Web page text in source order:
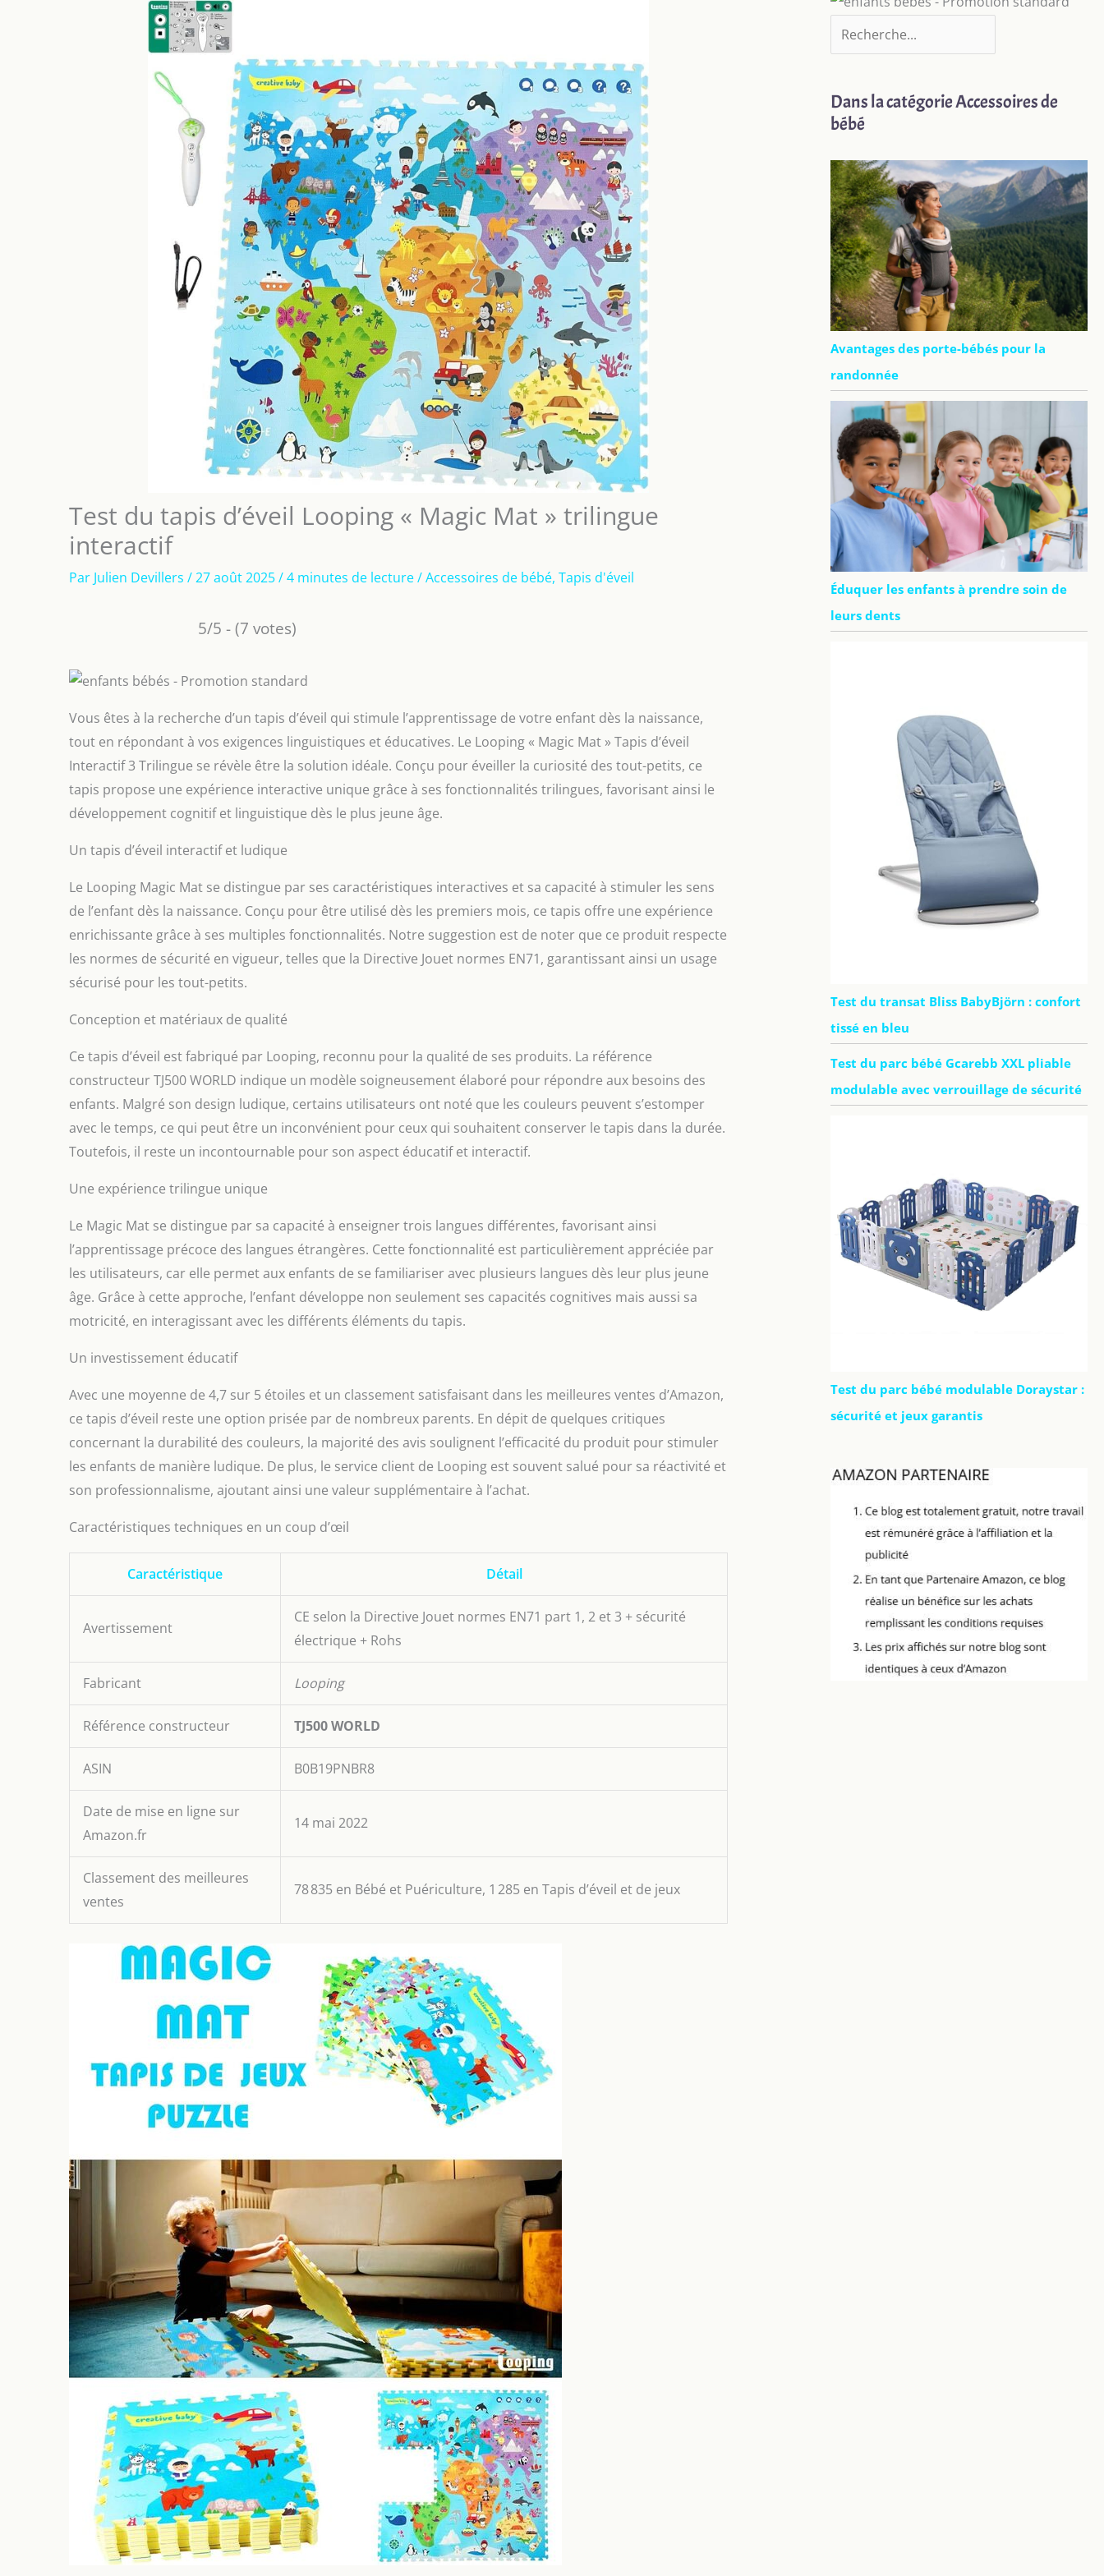
Test du tapis d’éveil Looping « Magic Mat » trilingue
interactif
Par Julien Devillers /27 août 2025/4 minutes de lecture/Accessoires de bébé, Tapis d'éveil
5/5 - (7 votes)
Vous êtes à la recherche d’un tapis d’éveil qui stimule l’apprentissage de votre enfant dès la naissance,
tout en répondant à vos exigences linguistiques et éducatives. Le Looping « Magic Mat » Tapis d’éveil
Interactif 3 Trilingue se révèle être la solution idéale. Conçu pour éveiller la curiosité des tout-petits, ce
tapis propose une expérience interactive unique grâce à ses fonctionnalités trilingues, favorisant ainsi le
développement cognitif et linguistique dès le plus jeune âge.
Un tapis d’éveil interactif et ludique
Le Looping Magic Mat se distingue par ses caractéristiques interactives et sa capacité à stimuler les sens
de l’enfant dès la naissance. Conçu pour être utilisé dès les premiers mois, ce tapis offre une expérience
enrichissante grâce à ses multiples fonctionnalités. Notre suggestion est de noter que ce produit respecte
les normes de sécurité en vigueur, telles que la Directive Jouet normes EN71, garantissant ainsi un usage
sécurisé pour les tout-petits.
Conception et matériaux de qualité
Ce tapis d’éveil est fabriqué par Looping, reconnu pour la qualité de ses produits. La référence
constructeur TJ500 WORLD indique un modèle soigneusement élaboré pour répondre aux besoins des
enfants. Malgré son design ludique, certains utilisateurs ont noté que les couleurs peuvent s’estomper
avec le temps, ce qui peut être un inconvénient pour ceux qui souhaitent conserver le tapis dans la durée.
Toutefois, il reste un incontournable pour son aspect éducatif et interactif.
Une expérience trilingue unique
Le Magic Mat se distingue par sa capacité à enseigner trois langues différentes, favorisant ainsi
l’apprentissage précoce des langues étrangères. Cette fonctionnalité est particulièrement appréciée par
les utilisateurs, car elle permet aux enfants de se familiariser avec plusieurs langues dès leur plus jeune
âge. Grâce à cette approche, l’enfant développe non seulement ses capacités cognitives mais aussi sa
motricité, en interagissant avec les différents éléments du tapis.
Un investissement éducatif
Avec une moyenne de 4,7 sur 5 étoiles et un classement satisfaisant dans les meilleures ventes d’Amazon,
ce tapis d’éveil reste une option prisée par de nombreux parents. En dépit de quelques critiques
concernant la durabilité des couleurs, la majorité des avis soulignent l’efficacité du produit pour stimuler
les enfants de manière ludique. De plus, le service client de Looping est souvent salué pour sa réactivité et
son professionnalisme, ajoutant ainsi une valeur supplémentaire à l’achat.
Caractéristiques techniques en un coup d’œil
Caractéristique Détail
Avertissement
CE selon la Directive Jouet normes EN71 part 1, 2 et 3 + sécurité
électrique + Rohs
Fabricant Looping
Référence constructeur TJ500 WORLD
ASIN B0B19PNBR8
Date de mise en ligne sur
Amazon.fr
14 mai 2022
Classement des meilleures
ventes
78 835 en Bébé et Puériculture, 1 285 en Tapis d’éveil et de jeux
Dans la catégorie Accessoires de
bébé
Avantages des porte-bébés pour la
randonnée
Éduquer les enfants à prendre soin de
leurs dents
Test du transat Bliss BabyBjörn : confort
tissé en bleu
Test du parc bébé Gcarebb XXL pliable
modulable avec verrouillage de sécurité
Test du parc bébé modulable Doraystar :
sécurité et jeux garantis